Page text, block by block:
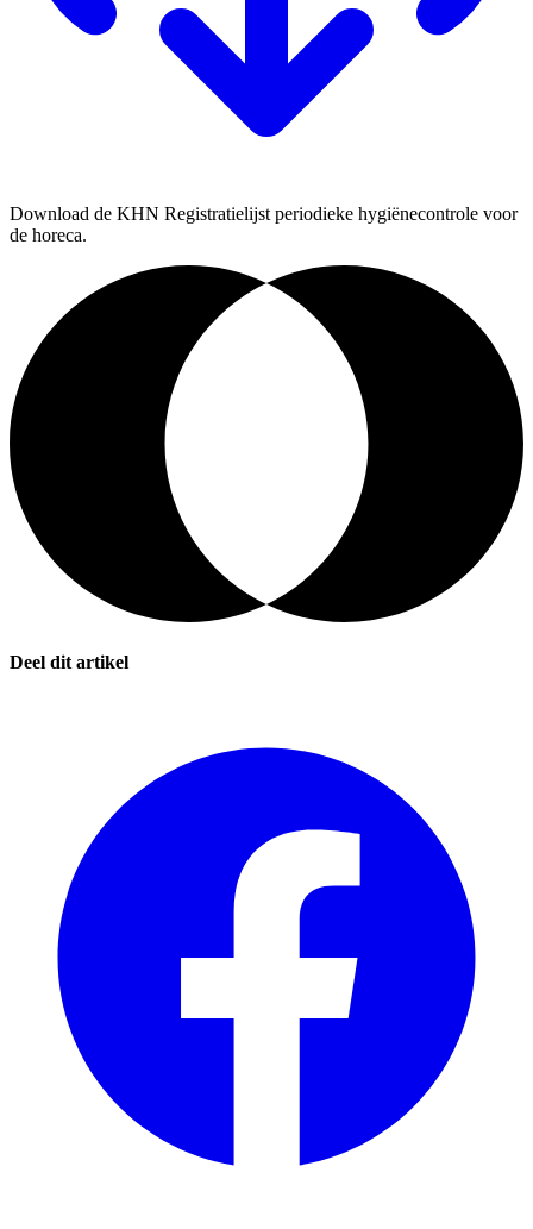
Download de KHN Registratielijst periodieke hygiënecontrole voor
de horeca.
Deel dit artikel